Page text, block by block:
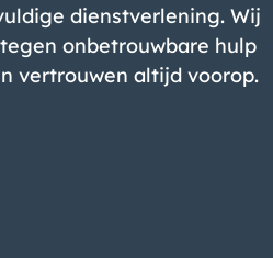
dienstverlening. Wij
onbetrouwbare hulp
vertrouwen altijd voorop.